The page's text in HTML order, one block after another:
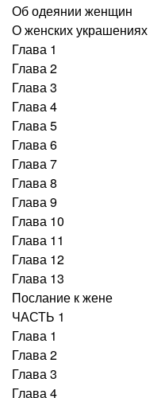
Об одеянии женщин
О женских украшениях
Глава 1
Глава 2
Глава 3
Глава 4
Глава 5
Глава 6
Глава 7
Глава 8
Глава 9
Глава 10
Глава 11
Глава 12
Глава 13
Послание к жене
ЧАСТЬ 1
Глава 1
Глава 2
Глава 3
Глава 4